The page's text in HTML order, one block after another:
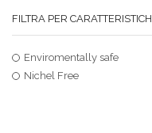
FILTRA PER
Enviromentally safe
Nichel Free